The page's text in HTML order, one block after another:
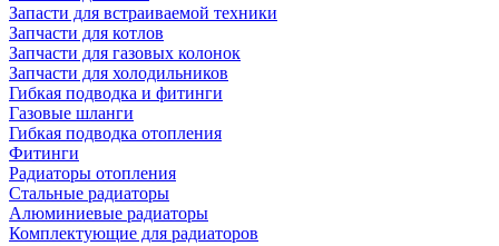
Запасти для встраиваемой техники
Запчасти для котлов
Запчасти для газовых колонок
Запчасти для холодильников
Гибкая подводка и фитинги
Газовые шланги
Гибкая подводка отопления
Фитинги
Радиаторы отопления
Стальные радиаторы
Алюминиевые радиаторы
Комплектующие для радиаторов